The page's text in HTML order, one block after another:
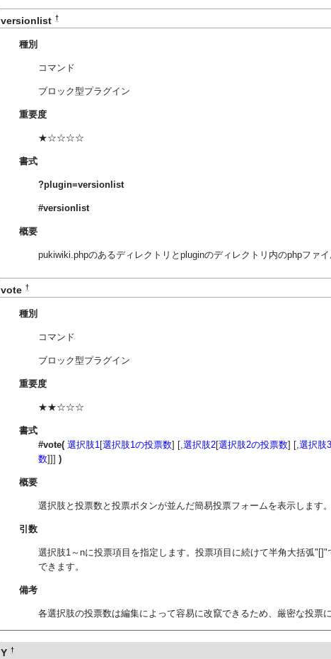
versionlist †
種別
コマンド
ブロック型プラグイン
重要度
★☆☆☆☆
書式
?plugin=versionlist
#versionlist
概要
pukiwiki.phpのあるディレクトリとpluginのディレクトリ内のphpファイ
vote †
種別
コマンド
ブロック型プラグイン
重要度
★★☆☆☆
書式
#vote( 選択肢1[選択肢1の投票数] [,選択肢2[選択肢2の投票数] [,選択肢3
数]]] )
概要
選択肢と投票数と投票ボタンが並んだ簡易投票フォームを表示します。
引数
選択肢1～nに投票項目を指定します。投票項目に続けて半角大括弧
できます。
備考
各選択肢の投票数は編集によって容易に改竄できるため、厳密な投票
Y †